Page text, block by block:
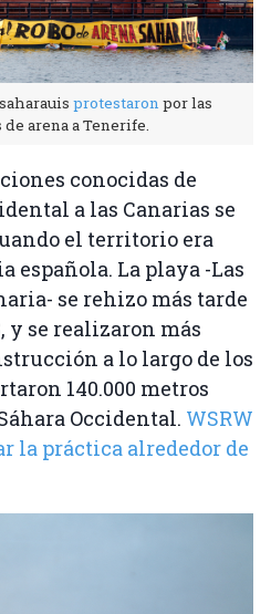
protestaron por las
arena a Tenerife.
conocidas de
a las Canarias se
el territorio era
española. La playa -Las
se rehizo más tarde
y se realizaron más
a lo largo de los
140.000 metros
Occidental. WSRW
la práctica alrededor de